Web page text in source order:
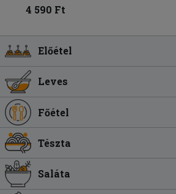
4 590 Ft
Előétel
Leves
Főétel
Tészta
Saláta